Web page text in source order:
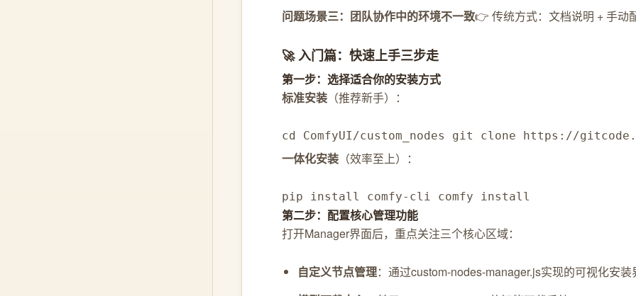
问题场景三：团队协作中的环境不一致👉 传统方式：文档说明 + 手动
🚀 入门篇：快速上手三步走
第一步：选择适合你的安装方式
标准安装 （推荐新手）：
cd ComfyUI/custom_nodes git clone https://
一体化安装 （效率至上）：
pip install comfy-cli comfy install
第二步：配置核心管理功能
打开Manager界面后，重点关注三个核心区域：
自定义节点管理：通过custom-nodes-manager.js实现的可视化安装